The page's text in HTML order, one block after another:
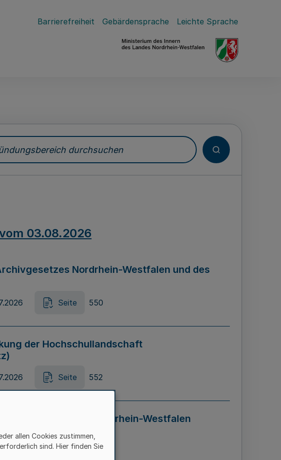
Barrierefreiheit Gebärdensprache Leichte Sprache
durchsuchen
03.08.2026
Nordrhein-Westfalen und des
Seite 550
der Hochschullandschaft
Seite 552
Diskriminierung in Nordrhein-Westfalen
– LADG NRW)
Seite 595
allen Cookies zustimmen,
sind. Hier finden Sie